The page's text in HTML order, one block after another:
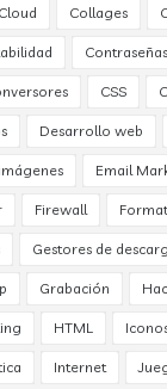
Cloud Collages
Contraseñas
CSS
Desarrollo web
Email
Firewall
Gestores de
Grabación
HTML
Internet